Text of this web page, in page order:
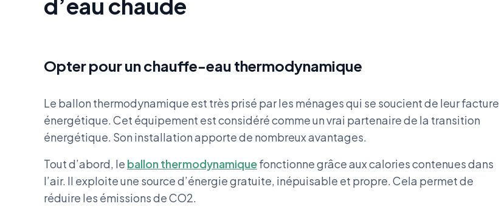
d’eau chaude
Opter pour un chauffe-eau thermodynamique
Le ballon thermodynamique est très prisé par les ménages qui se soucient de leur facture
énergétique. Cet équipement est considéré comme un vrai partenaire de la transition
énergétique. Son installation apporte de nombreux avantages.
Tout d’abord, le ballon thermodynamiquefonctionne grâce aux calories contenues dans
l’air. Il exploite une source d’énergie gratuite, inépuisable et propre. Cela permet de
réduire les émissions de CO2.